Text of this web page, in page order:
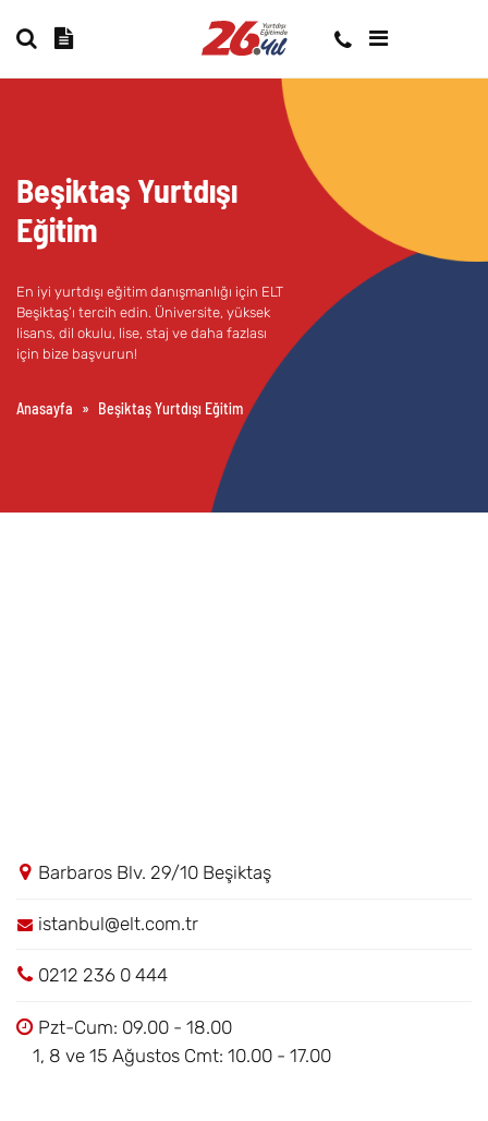
Beşiktaş Yurtdışı
Eğitim
En iyi yurtdışı eğitim danışmanlığı için ELT
Beşiktaş’ı tercih edin. Üniversite, yüksek
lisans, dil okulu, lise, staj ve daha fazlası
için bize başvurun!
Anasayfa » Beşiktaş Yurtdışı Eğitim
Barbaros Blv. 29/10 Beşiktaş
istanbul@elt.com.tr
0212 236 0 444
Pzt-Cum: 09.00 - 18.00
1, 8 ve 15 Ağustos Cmt: 10.00 - 17.00